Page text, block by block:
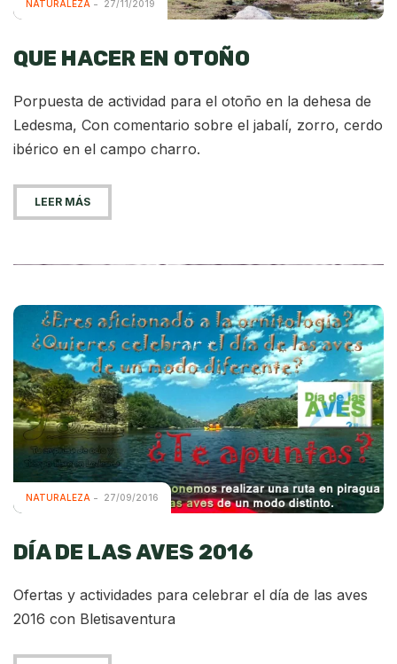
NATURALEZA 27/11/2019
QUE HACER EN OTOÑO
Porpuesta de actividad para el otoño en la dehesa de
Ledesma, Con comentario sobre el jabalí, zorro, cerdo
ibérico en el campo charro.
LEER MÁS
NATURALEZA 27/09/2016
DÍA DE LAS AVES 2016
Ofertas y actividades para celebrar el día de las aves
2016 con Bletisaventura